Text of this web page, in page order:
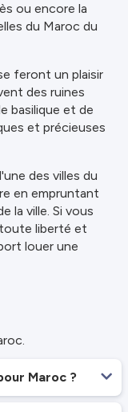
ou encore la
du Maroc du
feront un plaisir
des ruines
basilique et de
et précieuses
des villes du
en empruntant
la ville. Si vous
liberté et
louer une
Maroc ?